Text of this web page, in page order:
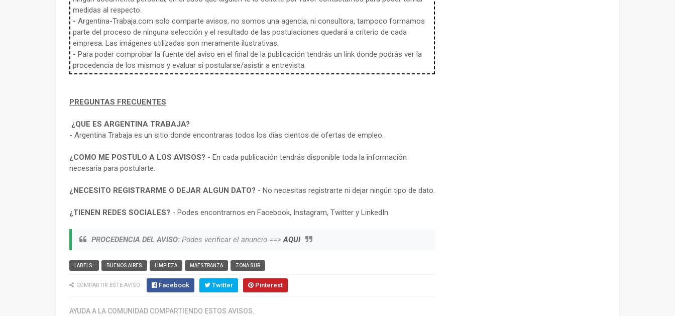
medidas al respecto.
- Argentina-Trabaja.com solo comparte avisos, no somos una agencia, ni consultora, tampoco formamos
parte del proceso de ninguna selección y el resultado de las postulaciones quedará a criterio de cada
empresa. Las imágenes utilizadas son meramente ilustrativas.
- Para poder comprobar la fuente del aviso en el final de la publicación tendrás un link donde podrás ver la
procedencia de los mismos y evaluar si postularse/asistir a entrevista.
PREGUNTAS FRECUENTES
¿QUE ES ARGENTINA TRABAJA?
- Argentina Trabaja es un sitio donde encontraras todos los días cientos de ofertas de empleo.
¿COMO ME POSTULO A LOS AVISOS? - En cada publicación tendrás disponible toda la información
necesaria para postularte.
¿NECESITO REGISTRARME O DEJAR ALGUN DATO? - No necesitas registrarte ni dejar ningún tipo de dato.
¿TIENEN REDES SOCIALES? - Podes encontrarnos en Facebook, Instagram, Twitter y LinkedIn
PROCEDENCIA DEL AVISO: Podes verificar el anuncio ==>AQUI
LABELS: BUENOS AIRES LIMPIEZA MAESTRANZA ZONA SUR
COMPARTIR ESTE AVISO: Facebook Twitter Pinterest
AYUDA A LA COMUNIDAD COMPARTIENDO ESTOS AVISOS.